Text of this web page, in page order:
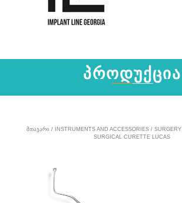
ᲞᲠᲝᲓᲣᲥᲪᲘᲐ
ᲛᲗᲐᲕᲐᲠᲘ / INSTRUMENTS AND ACCESSORIES / SURGERY
SURGICAL CURETTE LUCAS